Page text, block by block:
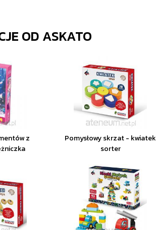
OD ASKATO
z
Pomysłowy skrzat - kwiatek
sorter